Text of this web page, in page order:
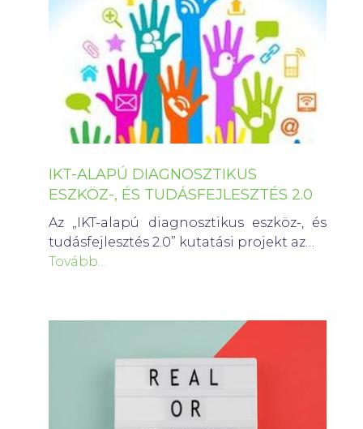
IKT-ALAPÚ DIAGNOSZTIKUS
ESZKÖZ-, ÉS TUDÁSFEJLESZTÉS 2.0
Az „IKT-alapú diagnosztikus eszköz-, és
tudásfejlesztés 2.0” kutatási projekt az…
Tovább…